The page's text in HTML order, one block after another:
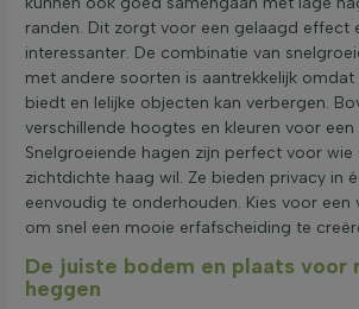
randen. Dit zorgt voor een gelaagd effect
interessanter. De combinatie van
met andere soorten is aantrekkelijk
biedt en lelijke objecten kan verbergen.
verschillende hoogtes en kleuren voor
Snelgroeiende hagen zijn perfect voor wie
zichtdichte haag wil. Ze bieden privacy in
eenvoudig te onderhouden. Kies voor een
om snel een mooie erfafscheiding te
De juiste bodem en plaats voor
heggen